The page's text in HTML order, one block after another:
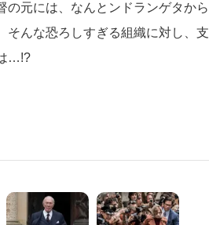
の元には、なんとンドランゲタから
そんな恐ろしすぎる組織に対し、支
…!?